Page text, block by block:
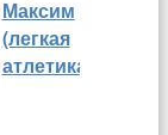
Максим
(легкая
атлетика)